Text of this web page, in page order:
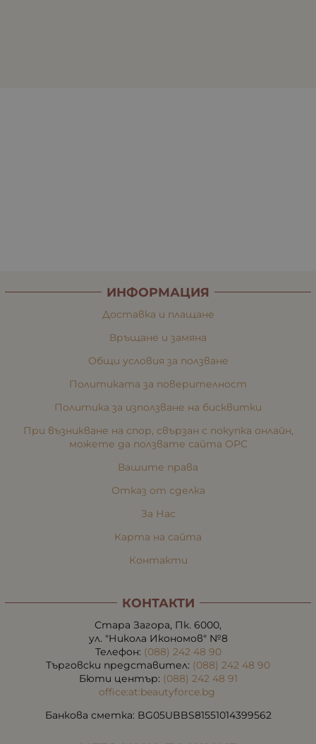
ИНФОРМАЦИЯ
Доставка и плащане
Връщане и замяна
Общи условия за ползване
Политиката за поверителност
Политика за използване на бисквитки
При възникване на спор, свързан с покупка онлайн,
можете да ползвате сайта ОРС
Вашите права
Отказ от сделка
За Нас
Карта на сайта
Контакти
КОНТАКТИ
Стара Загора, Пк. 6000,
ул. "Никола Икономов" №8
Телефон: (088) 242 48 90
Търговски представител: (088) 242 48 90
Бюти център: (088) 242 48 91
office:at:beautyforce.bg
Банкова сметка: BG05UBBS81551014399562